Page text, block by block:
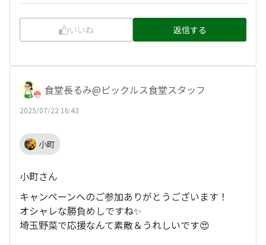
いいね 返信する
食堂長るみ@ピックルス食堂スタッフ
2025/07/22 16:43
小町
小町さん
キャンペーンへのご参加ありがとうございます！
オシャレな勝負めしですね✨
埼玉野菜で応援なんて素敵＆うれしいです😍